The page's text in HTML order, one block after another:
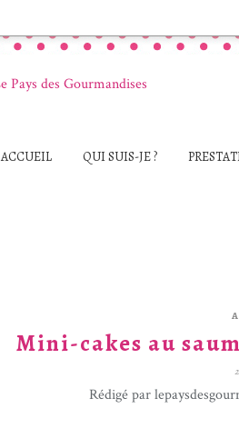
ACCUEIL QUI SUIS-JE ?
Mini-cakes au
Rédigé par